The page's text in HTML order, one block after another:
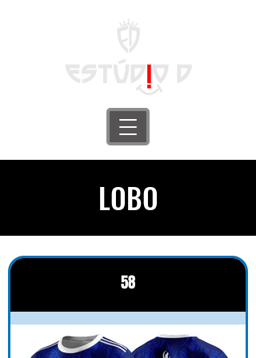
LOBO
58